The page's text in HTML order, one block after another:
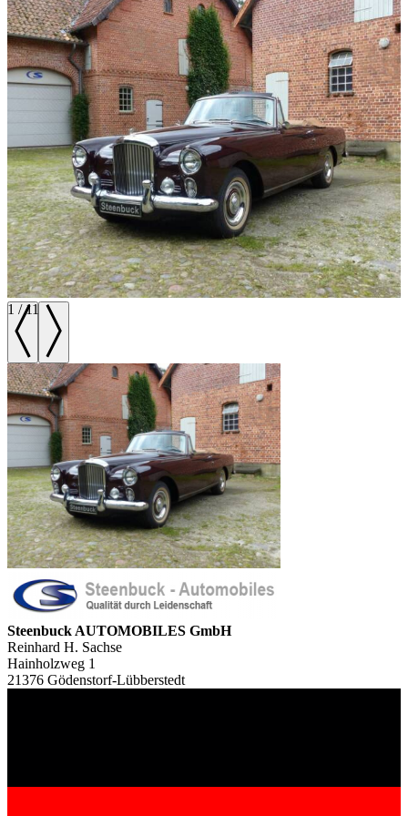
1 /11
Steenbuck AUTOMOBILES GmbH
Reinhard H. Sachse
Hainholzweg 1
21376 Gödenstorf-Lübberstedt